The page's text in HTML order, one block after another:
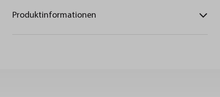
Produktinformationen